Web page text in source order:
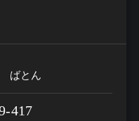
ばとん
417